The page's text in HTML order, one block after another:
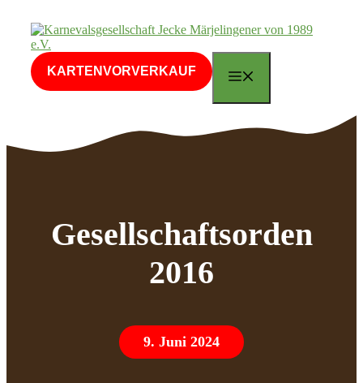
Inhalt
springen
KARTENVORVERKAUF
Gesellschaftsorden
2016
9. Juni 2024